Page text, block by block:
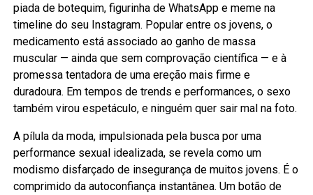
piada de botequim, figurinha de WhatsApp e meme na
timeline do seu Instagram. Popular entre os jovens, o
medicamento está associado ao ganho de massa
muscular — ainda que sem comprovação científica — e à
promessa tentadora de uma ereção mais firme e
duradoura. Em tempos de trends e performances, o sexo
também virou espetáculo, e ninguém quer sair mal na foto.
A pílula da moda, impulsionada pela busca por uma
performance sexual idealizada, se revela como um
modismo disfarçado de insegurança de muitos jovens. É o
comprimido da autoconfiança instantânea. Um botão de